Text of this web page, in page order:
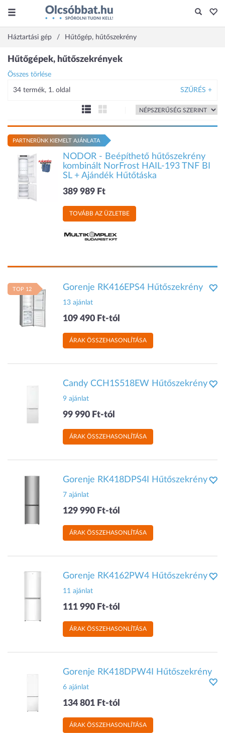
Háztartási gép Hűtőgép, hűtőszekrény
Hűtőgépek, hűtőszekrények
Összes törlése
34 termék, 1. oldal SZŰRÉS +
PARTNERÜNK KIEMELT AJÁNLATA
NODOR - Beépíthető hűtőszekrény
kombinált NorFrost HAIL-193 TNF BI
SL + Ajándék Hűtőtáska
389 989 Ft
TOVÁBB AZ ÜZLETBE
TOP 12 Gorenje RK416EPS4 Hűtőszekrény
13 ajánlat
109 490 Ft-tól
ÁRAK ÖSSZEHASONLÍTÁSA
Candy CCH1S518EW Hűtőszekrény
9 ajánlat
99 990 Ft-tól
ÁRAK ÖSSZEHASONLÍTÁSA
Gorenje RK418DPS4I Hűtőszekrény
7 ajánlat
129 990 Ft-tól
ÁRAK ÖSSZEHASONLÍTÁSA
Gorenje RK4162PW4 Hűtőszekrény
11 ajánlat
111 990 Ft-tól
ÁRAK ÖSSZEHASONLÍTÁSA
Gorenje RK418DPW4I Hűtőszekrény
6 ajánlat
134 801 Ft-tól
ÁRAK ÖSSZEHASONLÍTÁSA